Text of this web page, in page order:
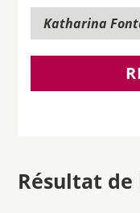
Résultat